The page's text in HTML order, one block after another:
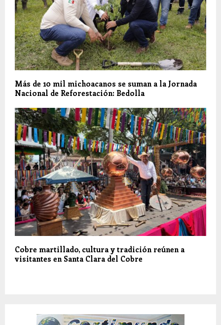
Más de 10 mil michoacanos se suman a la Jornada
Nacional de Reforestación: Bedolla
Cobre martillado, cultura y tradición reúnen a
visitantes en Santa Clara del Cobre